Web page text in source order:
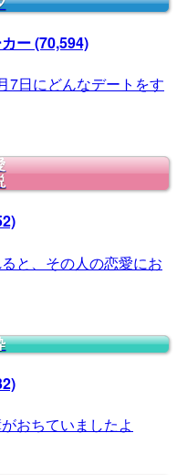
ー(70,594)
7日にどんなデートをす
と、その人の恋愛にお
おちていましたよ